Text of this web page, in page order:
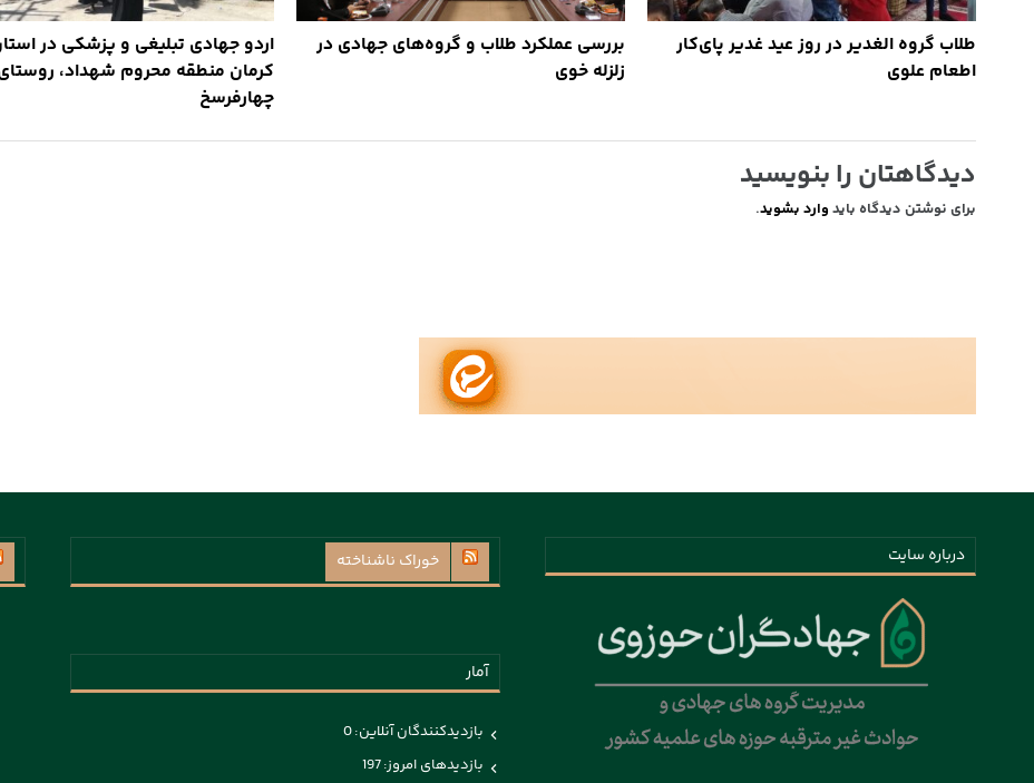
طلاب گروه الغدیر در روز عید غدیر پای‌کار
اطعام علوی
بررسی عملکرد طلاب و گروه‌های جهادی در
زلزله خوی
اردو جهادی تبلیغی و پزشکی در
کرمان منطقه محروم شهداد،
چهارفرسخ
دیدگاهتان را بنویسید
برای نوشتن دیدگاه باید وارد بشوید.
درباره سایت خوراک ناشناخته
آمار
بازدیدکنندگان آنلاین:0
بازدیدهای امروز:197